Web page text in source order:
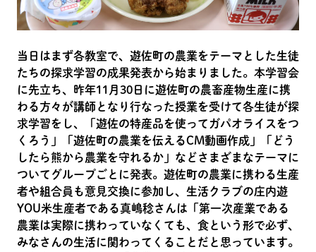
当日はまず各教室で、遊佐町の農業をテーマとした生徒
たちの探求学習の成果発表から始まりました。本学習会
に先立ち、昨年11月30日に遊佐町の農畜産物生産に携
わる方々が講師となり行なった授業を受けて各生徒が探
求学習をし、「遊佐の特産品を使ってガパオライスをつ
くろう」「遊佐町の農業を伝えるCM動画作成」「どう
したら熊から農業を守れるか」などさまざまなテーマに
ついてグループごとに発表。遊佐町の農業に携わる生産
者や組合員も意見交換に参加し、生活クラブの庄内遊
YOU米生産者である真嶋稔さんは「第一次産業である
農業は実際に携わっていなくても、食という形で必ず、
みなさんの生活に関わってくることだと思っています。